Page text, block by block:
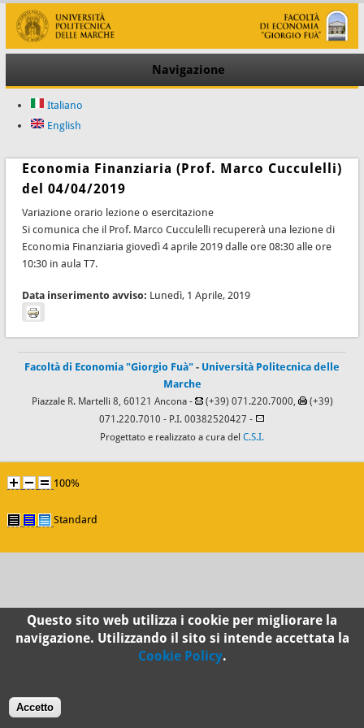
Navigazione
Italiano
English
Economia Finanziaria (Prof. Marco Cucculelli)
del 04/04/2019
Variazione orario lezione o esercitazione
Si comunica che il Prof. Marco Cucculelli recupererà una lezione di
Economia Finanziaria giovedì 4 aprile 2019 dalle ore 08:30 alle ore
10:30 in aula T7.
Data inserimento avviso: Lunedì, 1 Aprile, 2019
Facoltà di Economia "Giorgio Fuà" - Università Politecnica delle
Marche
Piazzale R. Martelli 8, 60121 Ancona - (+39) 071.220.7000,
(+39)
071.220.7010 - P.I. 00382520427 -
Progettato e realizzato a cura del C.S.I.
100%
Standard
Questo sito web utilizza i cookie per migliorare la
navigazione. Utilizzando il sito si intende accettata la
Cookie Policy.
Accetto